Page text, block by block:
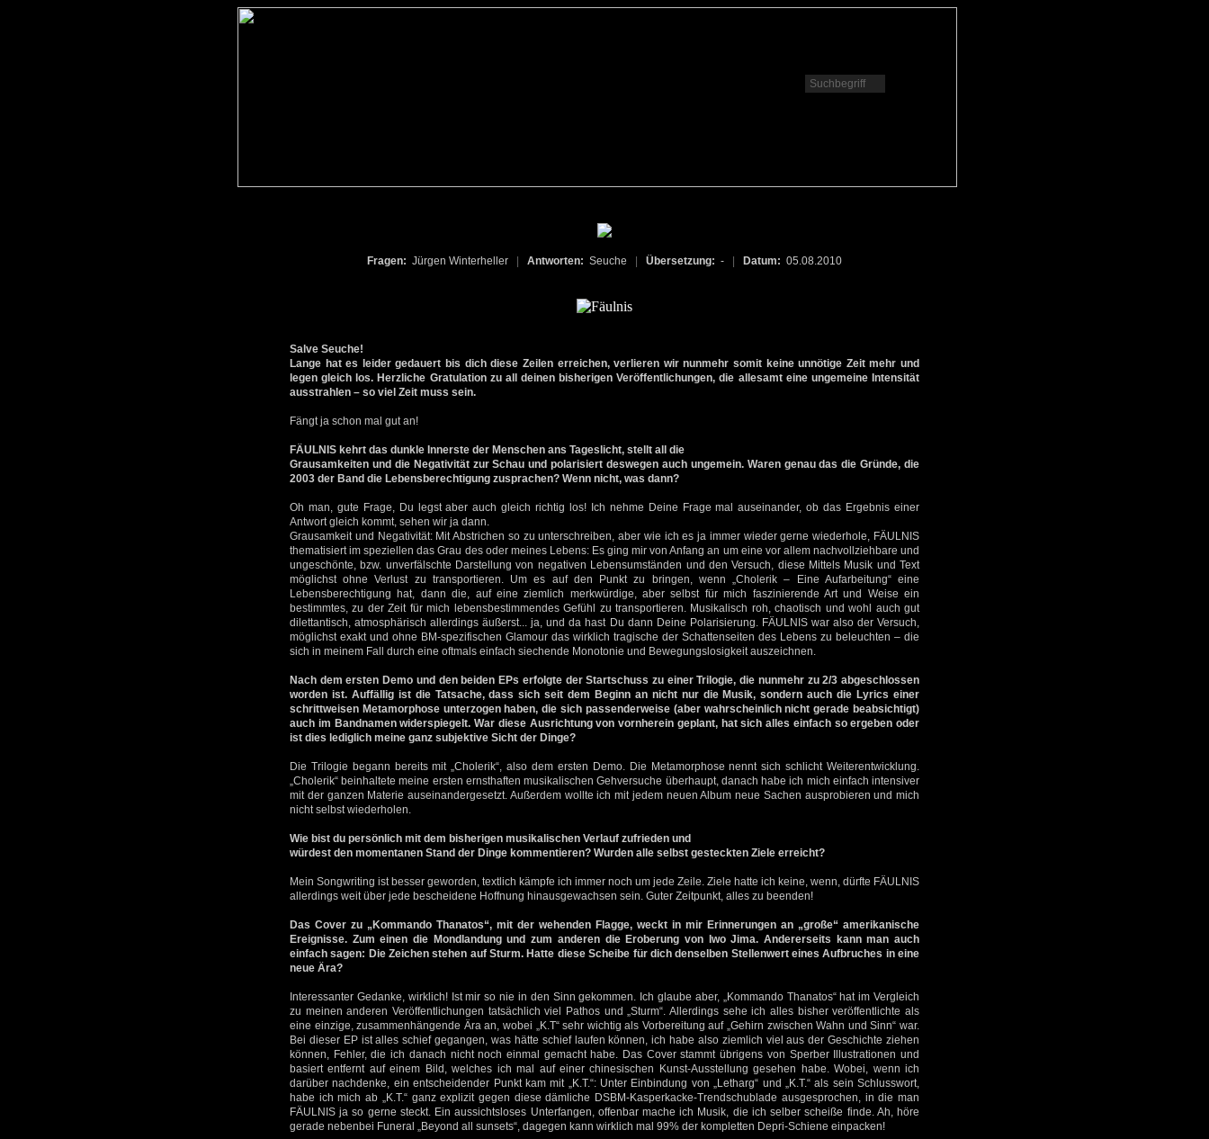
Fragen: Jürgen Winterheller Antworten: Seuche Übersetzung: - Datum: 05.08.2010
Salve Seuche!
Lange hat es leider gedauert bis dich diese Zeilen erreichen, verlieren wir nunmehr somit keine unnötige Zeit mehr und
legen gleich los. Herzliche Gratulation zu all deinen bisherigen Veröffentlichungen, die allesamt eine ungemeine Intensität
ausstrahlen – so viel Zeit muss sein.
Fängt ja schon mal gut an!
FÄULNIS kehrt das dunkle Innerste der Menschen ans Tageslicht, stellt all die
Grausamkeiten und die Negativität zur Schau und polarisiert deswegen auch ungemein. Waren genau das die Gründe, die
2003 der Band die Lebensberechtigung zusprachen? Wenn nicht, was dann?
Oh man, gute Frage, Du legst aber auch gleich richtig los! Ich nehme Deine Frage mal auseinander, ob das Ergebnis einer
Antwort gleich kommt, sehen wir ja dann.
Grausamkeit und Negativität: Mit Abstrichen so zu unterschreiben, aber wie ich es ja immer wieder gerne wiederhole, FÄULNIS
thematisiert im speziellen das Grau des oder meines Lebens: Es ging mir von Anfang an um eine vor allem nachvollziehbare und
ungeschönte, bzw. unverfälschte Darstellung von negativen Lebensumständen und den Versuch, diese Mittels Musik und Text
möglichst ohne Verlust zu transportieren. Um es auf den Punkt zu bringen, wenn „Cholerik – Eine Aufarbeitung“ eine
Lebensberechtigung hat, dann die, auf eine ziemlich merkwürdige, aber selbst für mich faszinierende Art und Weise ein
bestimmtes, zu der Zeit für mich lebensbestimmendes Gefühl zu transportieren. Musikalisch roh, chaotisch und wohl auch gut
dilettantisch, atmosphärisch allerdings äußerst... ja, und da hast Du dann Deine Polarisierung. FÄULNIS war also der Versuch,
möglichst exakt und ohne BM-spezifischen Glamour das wirklich tragische der Schattenseiten des Lebens zu beleuchten – die
sich in meinem Fall durch eine oftmals einfach siechende Monotonie und Bewegungslosigkeit auszeichnen.
Nach dem ersten Demo und den beiden EPs erfolgte der Startschuss zu einer Trilogie, die nunmehr zu 2/3 abgeschlossen
worden ist. Auffällig ist die Tatsache, dass sich seit dem Beginn an nicht nur die Musik, sondern auch die Lyrics einer
schrittweisen Metamorphose unterzogen haben, die sich passenderweise (aber wahrscheinlich nicht gerade beabsichtigt)
auch im Bandnamen widerspiegelt. War diese Ausrichtung von vornherein geplant, hat sich alles einfach so ergeben oder
ist dies lediglich meine ganz subjektive Sicht der Dinge?
Die Trilogie begann bereits mit „Cholerik“, also dem ersten Demo. Die Metamorphose nennt sich schlicht Weiterentwicklung.
„Cholerik“ beinhaltete meine ersten ernsthaften musikalischen Gehversuche überhaupt, danach habe ich mich einfach intensiver
mit der ganzen Materie auseinandergesetzt. Außerdem wollte ich mit jedem neuen Album neue Sachen ausprobieren und mich
nicht selbst wiederholen.
Wie bist du persönlich mit dem bisherigen musikalischen Verlauf zufrieden und
würdest den momentanen Stand der Dinge kommentieren? Wurden alle selbst gesteckten Ziele erreicht?
Mein Songwriting ist besser geworden, textlich kämpfe ich immer noch um jede Zeile. Ziele hatte ich keine, wenn, dürfte FÄULNIS
allerdings weit über jede bescheidene Hoffnung hinausgewachsen sein. Guter Zeitpunkt, alles zu beenden!
Das Cover zu „Kommando Thanatos“, mit der wehenden Flagge, weckt in mir Erinnerungen an „große“ amerikanische
Ereignisse. Zum einen die Mondlandung und zum anderen die Eroberung von Iwo Jima. Andererseits kann man auch
einfach sagen: Die Zeichen stehen auf Sturm. Hatte diese Scheibe für dich denselben Stellenwert eines Aufbruches in eine
neue Ära?
Interessanter Gedanke, wirklich! Ist mir so nie in den Sinn gekommen. Ich glaube aber, „Kommando Thanatos“ hat im Vergleich
zu meinen anderen Veröffentlichungen tatsächlich viel Pathos und „Sturm“. Allerdings sehe ich alles bisher veröffentlichte als
eine einzige, zusammenhängende Ära an, wobei „K.T“ sehr wichtig als Vorbereitung auf „Gehirn zwischen Wahn und Sinn“ war.
Bei dieser EP ist alles schief gegangen, was hätte schief laufen können, ich habe also ziemlich viel aus der Geschichte ziehen
können, Fehler, die ich danach nicht noch einmal gemacht habe. Das Cover stammt übrigens von Sperber Illustrationen und
basiert entfernt auf einem Bild, welches ich mal auf einer chinesischen Kunst-Ausstellung gesehen habe. Wobei, wenn ich
darüber nachdenke, ein entscheidender Punkt kam mit „K.T.“: Unter Einbindung von „Letharg“ und „K.T.“ als sein Schlusswort,
habe ich mich ab „K.T.“ ganz explizit gegen diese dämliche DSBM-Kasperkacke-Trendschublade ausgesprochen, in die man
FÄULNIS ja so gerne steckt. Ein aussichtsloses Unterfangen, offenbar mache ich Musik, die ich selber scheiße finde. Ah, höre
gerade nebenbei Funeral „Beyond all sunsets“, dagegen kann wirklich mal 99% der kompletten Depri-Schiene einpacken!